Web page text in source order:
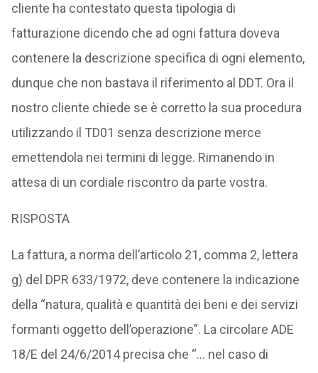
cliente ha contestato questa tipologia di
fatturazione dicendo che ad ogni fattura doveva
contenere la descrizione specifica di ogni elemento,
dunque che non bastava il riferimento al DDT. Ora il
nostro cliente chiede se è corretto la sua procedura
utilizzando il TD01 senza descrizione merce
emettendola nei termini di legge. Rimanendo in
attesa di un cordiale riscontro da parte vostra.
RISPOSTA
La fattura, a norma dell’articolo 21, comma 2, lettera
g) del DPR 633/1972, deve contenere la indicazione
della “natura, qualità e quantità dei beni e dei servizi
formanti oggetto dell’operazione”. La circolare ADE
18/E del 24/6/2014 precisa che “… nel caso di